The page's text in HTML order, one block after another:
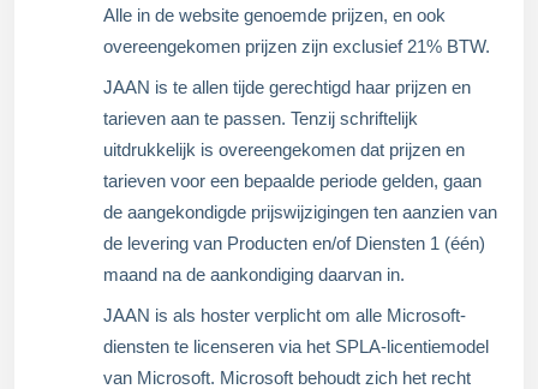
Alle in de website genoemde prijzen, en ook
overeengekomen prijzen zijn exclusief 21% BTW.
JAAN is te allen tijde gerechtigd haar prijzen en
tarieven aan te passen. Tenzij schriftelijk
uitdrukkelijk is overeengekomen dat prijzen en
tarieven voor een bepaalde periode gelden, gaan
de aangekondigde prijswijzigingen ten aanzien van
de levering van Producten en/of Diensten 1 (één)
maand na de aankondiging daarvan in.
JAAN is als hoster verplicht om alle Microsoft-
diensten te licenseren via het SPLA-licentiemodel
van Microsoft. Microsoft behoudt zich het recht